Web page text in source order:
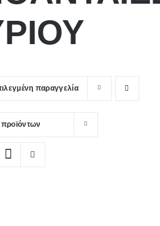
παραγγελία